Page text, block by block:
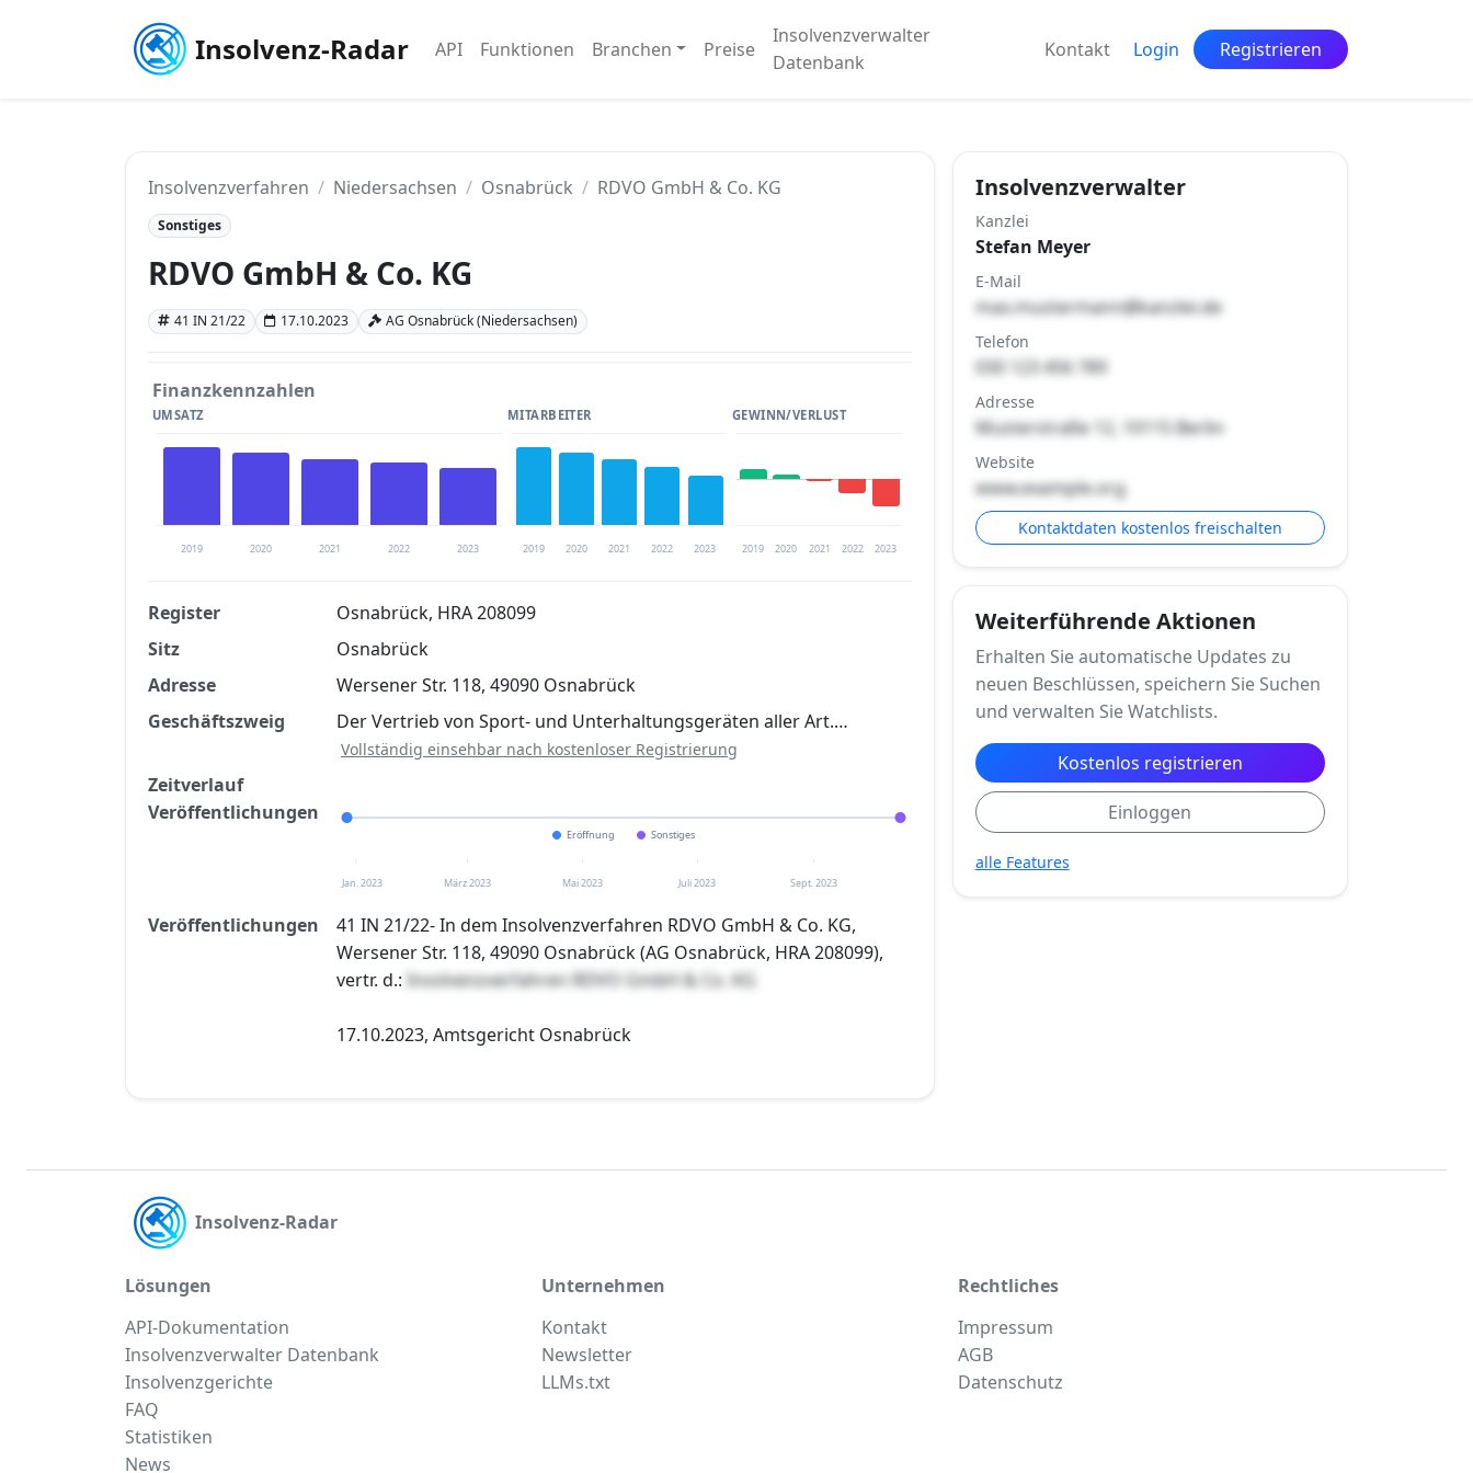
Insolvenz-Radar API Funktionen Branchen Preise
Insolvenzverwalter
Datenbank
Kontakt Login Registrieren
Insolvenzverfahren Niedersachsen Osnabrück RDVO GmbH & Co. KG
Sonstiges
RDVO GmbH & Co. KG
41 IN 21/22 17.10.2023 AG Osnabrück (Niedersachsen)
Finanzkennzahlen
UMSATZ
2019 2020 2021 2022 2023
MITARBEITER
2019 2020 2021 2022 2023
GEWINN/VERLUST
2019 2020 2021 2022 2023
Finanzkennzahlen nach kostenloser Registrierung verfügbar
Jetzt kostenlos registrieren
Register
Osnabrück, HRA 208099
Sitz
Osnabrück
Adresse
Wersener Str. 118, 49090 Osnabrück
Geschäftszweig
Der Vertrieb von Sport- und Unterhaltungsgeräten aller Art.…
Vollständig einsehbar nach kostenloser Registrierung
Zeitverlauf
Veröffentlichungen
Eröffnung Sonstiges
Jan. 2023 März 2023 Mai 2023 Juli 2023 Sept. 2023
Veröffentlichungen
41 IN 21/22- In dem Insolvenzverfahren RDVO GmbH & Co. KG,
Wersener Str. 118, 49090 Osnabrück (AG Osnabrück, HRA 208099),
vertr. d.: Insolvenzverfahren RDVO GmbH & Co. KG
17.10.2023, Amtsgericht Osnabrück
Insolvenzverwalter
Kanzlei
Stefan Meyer
E-Mail
max.mustermann@kanzlei.de
Telefon
030 123 456 789
Adresse
Musterstraße 12, 10115 Berlin
Website
www.example.org
Kontaktdaten kostenlos freischalten
Weiterführende Aktionen
Erhalten Sie automatische Updates zu
neuen Beschlüssen, speichern Sie Suchen
und verwalten Sie Watchlists.
Kostenlos registrieren
Einloggen
alle Features
Insolvenz-Radar
Lösungen
API-Dokumentation
Insolvenzverwalter Datenbank
Insolvenzgerichte
FAQ
Statistiken
News
Unternehmen
Kontakt
Newsletter
LLMs.txt
Rechtliches
Impressum
AGB
Datenschutz